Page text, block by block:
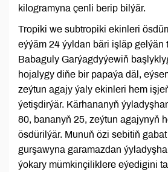
kilogramyna çenli berip bilýär.
Tropiki we subtropiki ekinleri
eýýäm 24 ýyldan bäri işläp gelýän
Babaguly Garýagdyýewiň
hojalygy diňe bir papaýa däl,
zeýtun agajy ýaly ekinleri hem
ýetişdirýär. Kärhananyň
80, bananyň 25, zeýtun agajynyň
ösdürilýär. Munuň özi sebitiň
gurşawyna garamazdan
ýokary mümkinçiliklere eýedigini